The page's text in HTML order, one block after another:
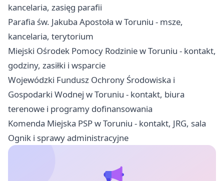
kancelaria, zasięg parafii
Parafia św. Jakuba Apostoła w Toruniu - msze,
kancelaria, terytorium
Miejski Ośrodek Pomocy Rodzinie w Toruniu - kontakt,
godziny, zasiłki i wsparcie
Wojewódzki Fundusz Ochrony Środowiska i
Gospodarki Wodnej w Toruniu - kontakt, biura
terenowe i programy dofinansowania
Komenda Miejska PSP w Toruniu - kontakt, JRG, sala
Ognik i sprawy administracyjne